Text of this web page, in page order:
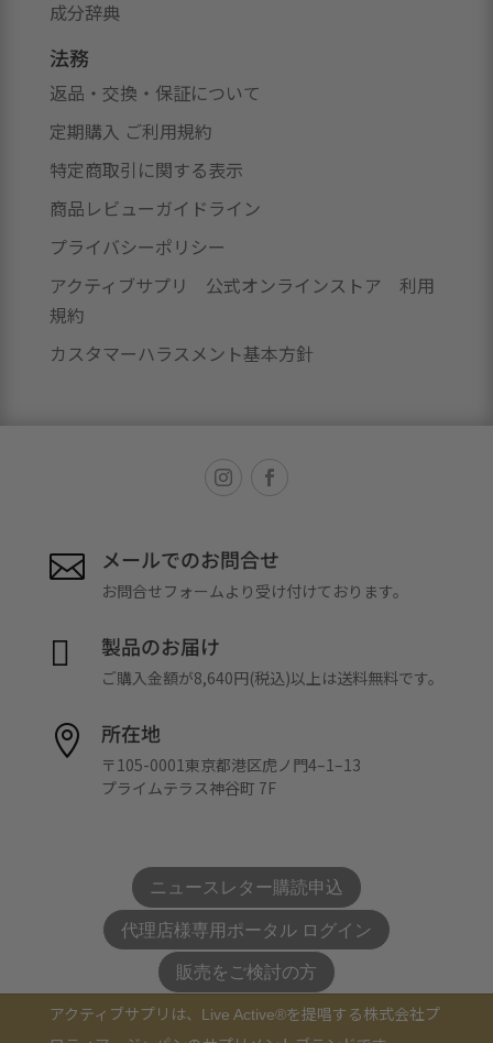
成分辞典
法務
返品・交換・保証について
定期購入 ご利用規約
特定商取引に関する表示
商品レビューガイドライン
プライバシーポリシー
アクティブサプリ 公式オンラインストア 利用
規約
カスタマーハラスメント基本方針
 メールでのお問合せ
お問合せフォームより受け付けております。
 製品のお届け
ご購入金額が8,640円(税込)以上は送料無料です。
 所在地
〒105-0001東京都港区虎ノ門4–1–13
プライムテラス神谷町 7F
ニュースレター購読申込
代理店様専用ポータル ログイン
販売をご検討の方
アクティブサプリは、 Live Active®を提唱する株式会社プ